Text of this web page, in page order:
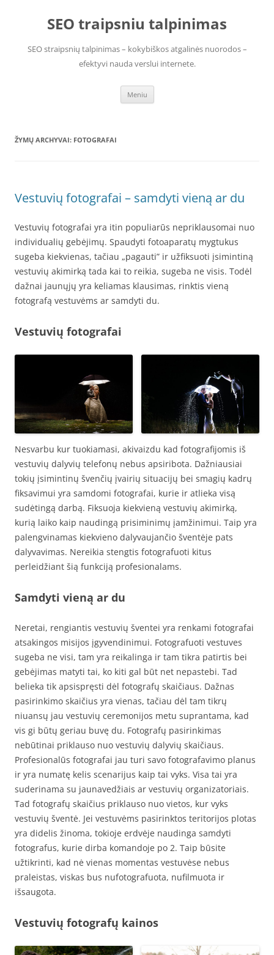
SEO traipsniu talpinimas
SEO straipsnių talpinimas – kokybiškos atgalinės nuorodos –
efektyvi nauda verslui internete.
Meniu
ŽYMŲ ARCHYVAI: FOTOGRAFAI
Vestuvių fotografai – samdyti vieną ar du
Vestuvių fotografai yra itin populiarūs nepriklausomai nuo
individualių gebėjimų. Spaudyti fotoaparatų mygtukus
sugeba kiekvienas, tačiau „pagauti” ir užfiksuoti įsimintiną
vestuvių akimirką tada kai to reikia, sugeba ne visis. Todėl
dažnai jaunųjų yra keliamas klausimas, rinktis vieną
fotografą vestuvėms ar samdyti du.
Vestuvių fotografai
Nesvarbu kur tuokiamasi, akivaizdu kad fotografijomis iš
vestuvių dalyvių telefonų nebus apsiribota. Dažniausiai
tokių įsimintinų švenčių įvairių situacijų bei smagių kadrų
fiksavimui yra samdomi fotografai, kurie ir atlieka visą
sudėtingą darbą. Fiksuoja kiekvieną vestuvių akimirką,
kurią laiko kaip naudingą prisiminimų įamžinimui. Taip yra
palengvinamas kiekvieno dalyvaujančio šventėje pats
dalyvavimas. Nereikia stengtis fotografuoti kitus
perleidžiant šią funkciją profesionalams.
Samdyti vieną ar du
Neretai, rengiantis vestuvių šventei yra renkami fotografai
atsakingos misijos įgyvendinimui. Fotografuoti vestuves
sugeba ne visi, tam yra reikalinga ir tam tikra patirtis bei
gebėjimas matyti tai, ko kiti gal būt net nepastebi. Tad
belieka tik apsispręsti dėl fotografų skaičiaus. Dažnas
pasirinkimo skaičius yra vienas, tačiau dėl tam tikrų
niuansų jau vestuvių ceremonijos metu suprantama, kad
vis gi būtų geriau buvę du. Fotografų pasirinkimas
nebūtinai priklauso nuo vestuvių dalyvių skaičiaus.
Profesionalūs fotografai jau turi savo fotografavimo planus
ir yra numatę kelis scenarijus kaip tai vyks. Visa tai yra
suderinama su jaunavedžiais ar vestuvių organizatoriais.
Tad fotografų skaičius priklauso nuo vietos, kur vyks
vestuvių šventė. Jei vestuvėms pasirinktos teritorijos plotas
yra didelis žinoma, tokioje erdvėje naudinga samdyti
fotografus, kurie dirba komandoje po 2. Taip būsite
užtikrinti, kad nė vienas momentas vestuvėse nebus
praleistas, viskas bus nufotografuota, nufilmuota ir
išsaugota.
Vestuvių fotografų kainos